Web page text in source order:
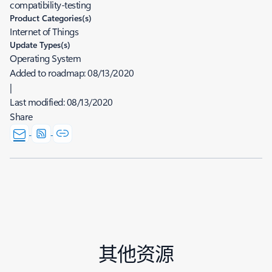
compatibility-testing
Product Categories(s)
Internet of Things
Update Types(s)
Operating System
Added to roadmap:08/13/2020
|
Last modified:08/13/2020
Share
其他资源